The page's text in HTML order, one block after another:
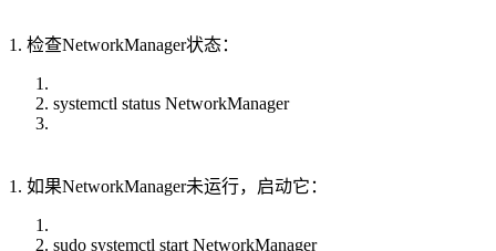
1. 检查NetworkManager状态：
systemctl status NetworkManager
1. 如果NetworkManager未运行，启动它：
sudo systemctl start NetworkManager